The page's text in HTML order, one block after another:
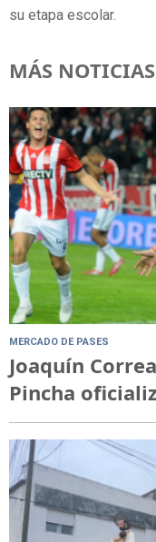
su etapa escolar.
MÁS NOTICIAS
MERCADO DE PASES
Joaquín
Pincha